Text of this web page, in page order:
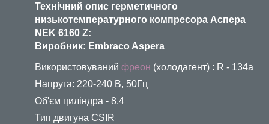
Технічний опис герметичного
низькотемпературного компресора Аспера
NEK 6160 Z:
Виробник: Embraco Aspera
Використовуваний фреон (холодагент) : R - 134a
Напруга: 220-240 В, 50Гц
Об'єм циліндра - 8,4
Тип двигуна CSIR